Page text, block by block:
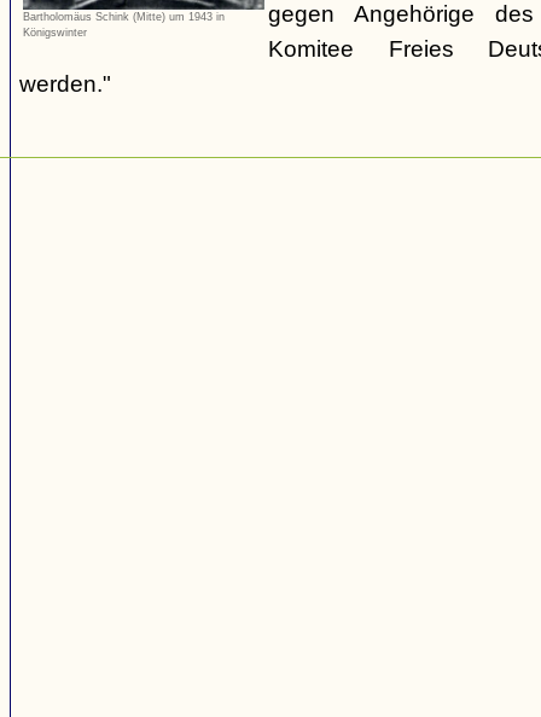
Bartholomäus Schink (Mitte) um 1943 in
Königswinter
gegen Angehörige
Komitee Freies
werden."